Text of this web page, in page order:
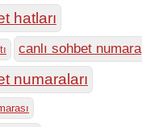
hatları
canlı sohbet numara
numaraları